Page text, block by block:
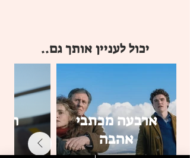
יכול לעניין אותך גם..
ארבעה מכתבי
אהבה